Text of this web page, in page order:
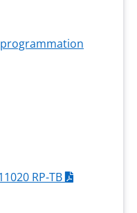
programmation
RP-TB